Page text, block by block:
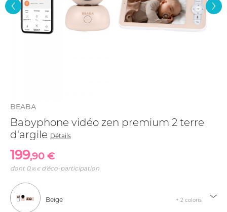
BEABA
Babyphone vidéo zen premium 2 terre
d'argile Détails
199,90 €
dont 0,16 €d'éco-participation
Beige + 2 coloris